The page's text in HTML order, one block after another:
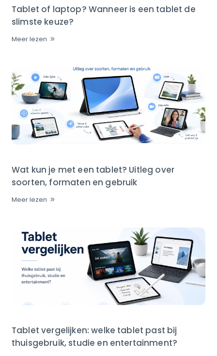
Tablet of laptop? Wanneer is een tablet de
slimste keuze?
Meer lezen
Wat kun je met een tablet? Uitleg over
soorten, formaten en gebruik
Meer lezen
Tablet vergelijken: welke tablet past bij
thuisgebruik, studie en entertainment?